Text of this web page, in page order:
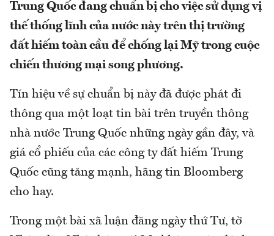
Trung Quốc đang chuẩn bị cho việc sử dụng vị
thế thống lĩnh của nước này trên thị trường
đất hiếm toàn cầu để chống lại Mỹ trong cuộc
chiến thương mại song phương.
Tín hiệu về sự chuẩn bị này đã được phát đi
thông qua một loạt tin bài trên truyền thông
nhà nước Trung Quốc những ngày gần đây, và
giá cổ phiếu của các công ty đất hiếm Trung
Quốc cũng tăng mạnh, hãng tin Bloomberg
cho hay.
Trong một bài xã luận đăng ngày thứ Tư, tờ